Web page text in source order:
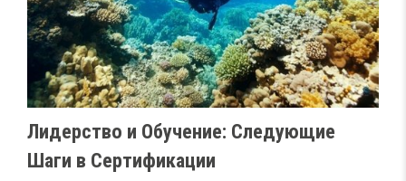
Лидерство и Обучение: Следующие
Шаги в Сертификации